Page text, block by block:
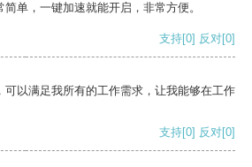
单，一键加速就能开启，非常方便。
支持[0] 反对[0]
可以满足我所有的工作需求，让我能够在工作
支持[0] 反对[0]